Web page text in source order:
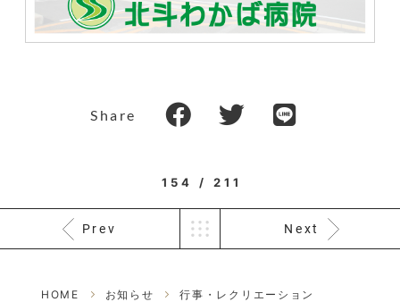
Share
154 / 211
Prev Next
HOME お知らせ
行事・レクリエーション